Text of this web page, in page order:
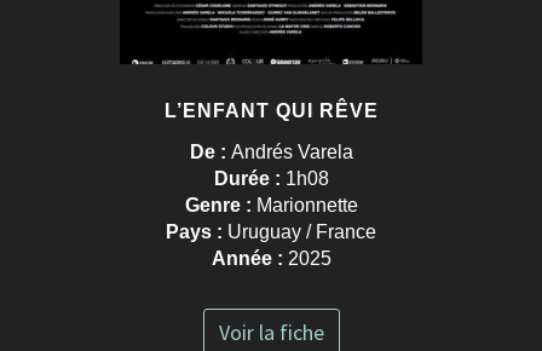
L’ENFANT QUI RÊVE
De : Andrés Varela
Durée : 1h08
Genre : Marionnette
Pays : Uruguay / France
Année : 2025
Voir la fiche